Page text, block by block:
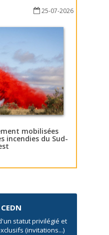
25-07-2026
mobilisées
incendies du Sud-
statut privilégié et
(invitations...)